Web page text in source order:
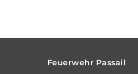
Feuerwehr Passail